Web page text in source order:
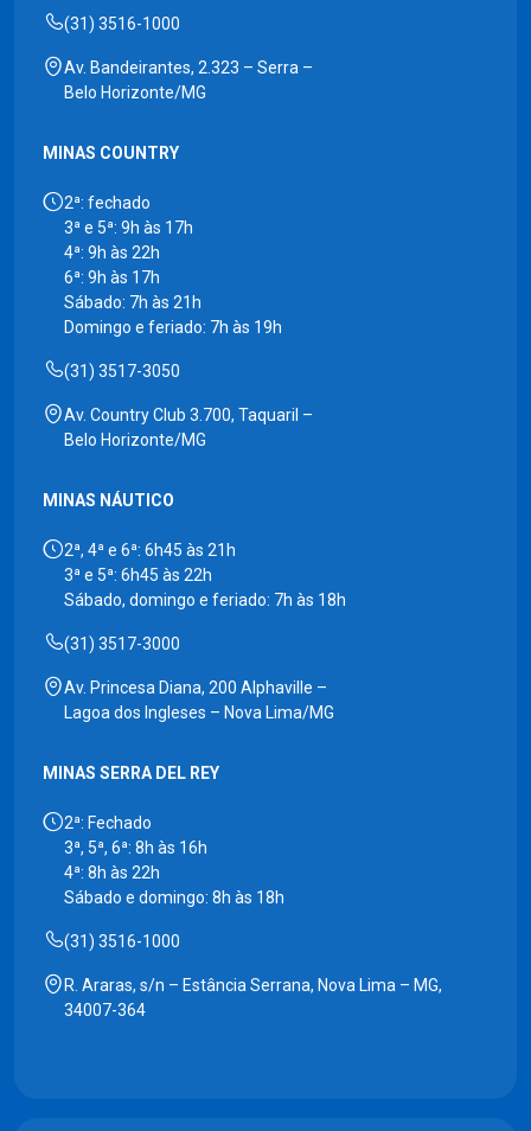
(31) 3516-1000
Av. Bandeirantes, 2.323 – Serra –
Belo Horizonte/MG
MINAS COUNTRY
2ª: fechado
3ª e 5ª: 9h às 17h
4ª: 9h às 22h
6ª: 9h às 17h
Sábado: 7h às 21h
Domingo e feriado: 7h às 19h
(31) 3517-3050
Av. Country Club 3.700, Taquaril –
Belo Horizonte/MG
MINAS NÁUTICO
2ª, 4ª e 6ª: 6h45 às 21h
3ª e 5ª: 6h45 às 22h
Sábado, domingo e feriado: 7h às 18h
(31) 3517-3000
Av. Princesa Diana, 200 Alphaville –
Lagoa dos Ingleses – Nova Lima/MG
MINAS SERRA DEL REY
2ª: Fechado
3ª, 5ª, 6ª: 8h às 16h
4ª: 8h às 22h
Sábado e domingo: 8h às 18h
(31) 3516-1000
R. Araras, s/n – Estância Serrana, Nova Lima – MG,
34007-364